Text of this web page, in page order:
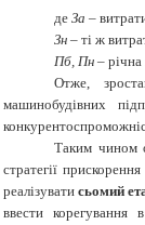
деЗа –
Зн – ті ж
Пб, Пн – річна
Отже,
машинобудівних
Таким чином
стратегії
реалізуватисьомий
ввести